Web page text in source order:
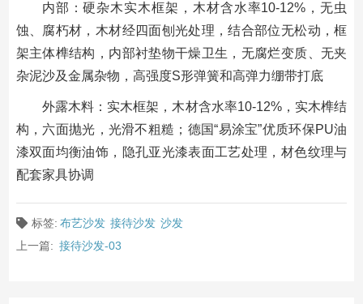
内部：硬杂木实木框架，木材含水率10-12%，无虫
蚀、腐朽材，木材经四面刨光处理，结合部位无松动，框
架主体榫结构，内部衬垫物干燥卫生，无腐烂变质、无夹
杂泥沙及金属杂物，高强度S形弹簧和高弹力绷带打底
外露木料：实木框架，木材含水率10-12%，实木榫结
构，六面抛光，光滑不粗糙；德国“易涂宝”优质环保PU油
漆双面均衡油饰，隐孔亚光漆表面工艺处理，材色纹理与
配套家具协调
标签: 布艺沙发 接待沙发 沙发
上一篇: 接待沙发-03